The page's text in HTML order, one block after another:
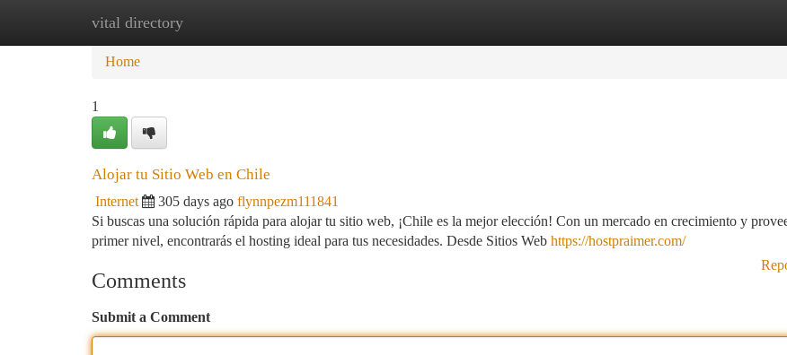
vital directory
Home New Site Listings
Home
1
Alojar tu Sitio Web en Chile
Internet 305 days ago flynnpezm111841
Si buscas una solución rápida para alojar tu sitio web, ¡Chile es la mejor elección! Con un mercado en crecimiento y
primer nivel, encontrarás el hosting ideal para tus necesidades. Desde Sitios Web https://hostpraimer.com/
Comments
Submit a Comment